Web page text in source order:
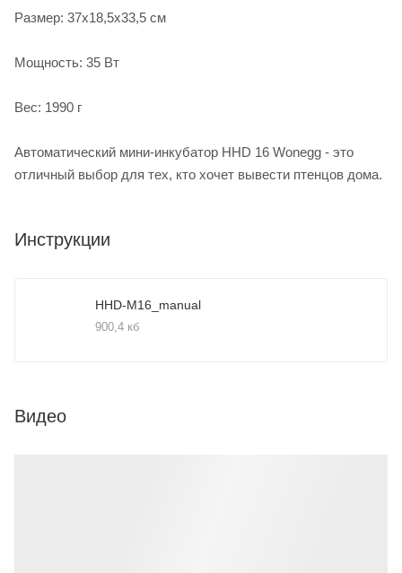
Размер: 37х18,5х33,5 см
Мощность: 35 Вт
Вес: 1990 г
Автоматический мини-инкубатор HHD 16 Wonegg - это
отличный выбор для тех, кто хочет вывести птенцов дома.
Инструкции
HHD-M16_manual
900,4 кб
Видео